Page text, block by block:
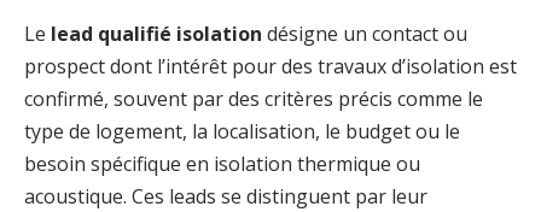
Le lead qualifié isolation désigne un contact ou
prospect dont l’intérêt pour des travaux d’isolation est
confirmé, souvent par des critères précis comme le
type de logement, la localisation, le budget ou le
besoin spécifique en isolation thermique ou
acoustique. Ces leads se distinguent par leur